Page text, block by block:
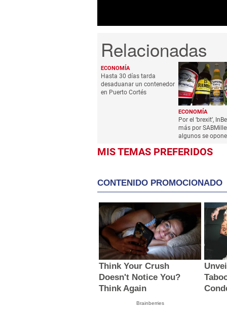
ECONOMÍA
Hasta 30 días tarda
desaduanar un contenedor
en Puerto Cortés
Por el ‘brexit’,